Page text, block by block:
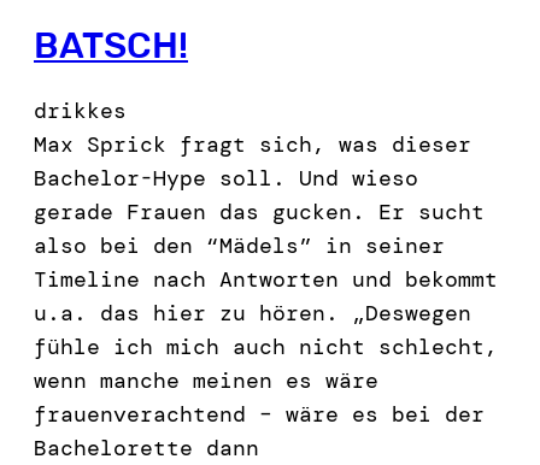
BATSCH!
drikkes
Max Sprick fragt sich, was dieser
Bachelor-Hype soll. Und wieso
gerade Frauen das gucken. Er sucht
also bei den “Mädels” in seiner
Timeline nach Antworten und bekommt
u.a. das hier zu hören. „Deswegen
fühle ich mich auch nicht schlecht,
wenn manche meinen es wäre
frauenverachtend – wäre es bei der
Bachelorette dann